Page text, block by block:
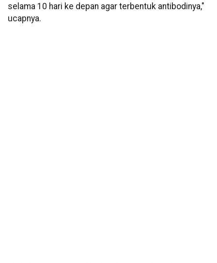
selama 10 hari ke depan agar terbentuk antibodinya,"
ucapnya.